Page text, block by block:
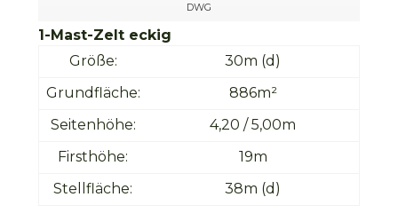
DWG
1-Mast-Zelt eckig
Größe:
30m (d)
Grundfläche:
886m²
Seitenhöhe:
4,20 / 5,00m
Firsthöhe:
19m
Stellfläche:
38m (d)